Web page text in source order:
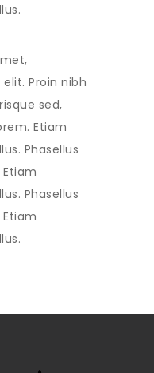
Proin nibh
sed,
Etiam
Phasellus
Phasellus